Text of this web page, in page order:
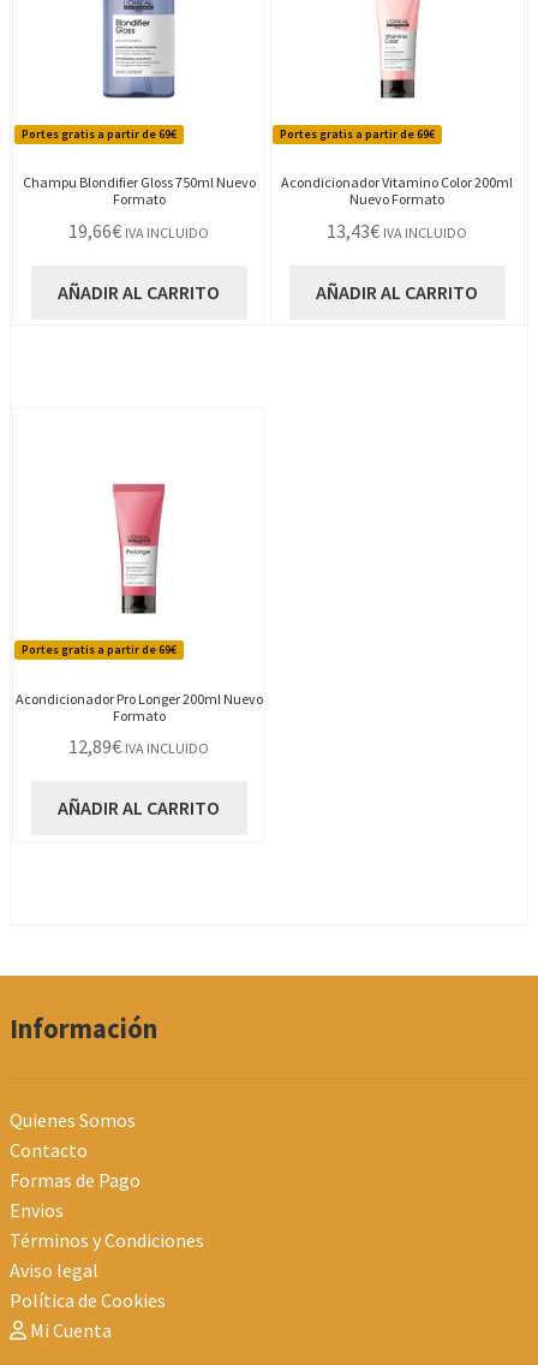
Portes gratis a partir de 69€
Champu Blondifier Gloss 750ml Nuevo
Formato
19,66€ IVA INCLUIDO
AÑADIR AL CARRITO
Portes gratis a partir de 69€
Acondicionador Vitamino Color 200ml
Nuevo Formato
13,43€ IVA INCLUIDO
AÑADIR AL CARRITO
Portes gratis a partir de 69€
Acondicionador Pro Longer 200ml Nuevo
Formato
12,89€ IVA INCLUIDO
AÑADIR AL CARRITO
Información
Quienes Somos
Contacto
Formas de Pago
Envios
Términos y Condiciones
Aviso legal
Política de Cookies
Mi Cuenta